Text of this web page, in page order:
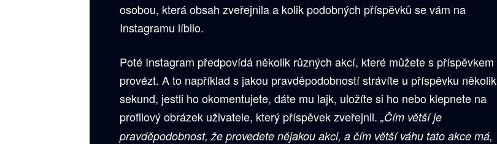
osobou, která obsah zveřejnila a kolik podobných příspěvků se vám na
Instagramu líbilo.
Poté Instagram předpovídá několik různých akcí, které můžete s příspěvkem
provézt. A to například s jakou pravděpodobností strávíte u příspěvku několik
sekund, jestli ho okomentujete, dáte mu lajk, uložíte si ho nebo klepnete na
profilový obrázek uživatele, který příspěvek zveřejnil. „Čím větší je
pravděpodobnost, že provedete nějakou akci, a čím větší váhu tato akce má,